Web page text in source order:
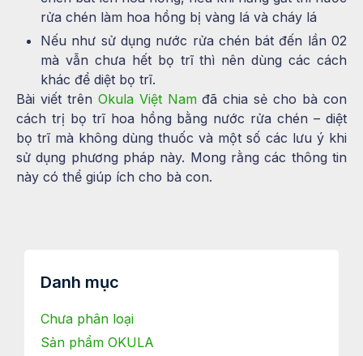
rửa chén làm hoa hồng bị vàng lá và cháy lá
Nếu như sử dụng nước rửa chén bát đến lần 02
mà vẫn chưa hết bọ trĩ thì nên dùng các cách
khác để diệt bọ trĩ.
Bài viết trên Okula Việt Namđã chia sẻ cho bà con
cách trị bọ trĩ hoa hồng bằng nước rửa chén – diệt
bọ trĩ mà không dùng thuốc và một số các lưu ý khi
sử dụng phương pháp này. Mong rằng các thông tin
này có thể giúp ích cho bà con.
Danh mục
Chưa phân loại
Sản phẩm OKULA